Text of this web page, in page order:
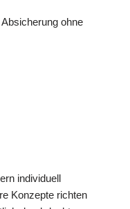
ohne
individuell
Konzepte richten